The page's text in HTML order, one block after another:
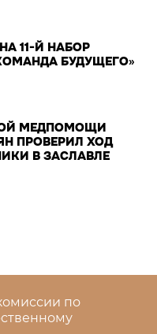
11-Й НАБОР
БУДУЩЕГО»
МЕДПОМОЩИ
ПРОВЕРИЛ ХОД
В ЗАСЛАВЛЕ
по